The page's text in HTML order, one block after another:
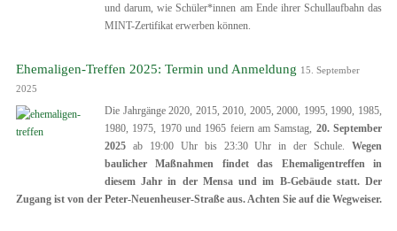
und darum, wie Schüler*innen am Ende ihrer Schullaufbahn das
MINT-Zertifikat erwerben können.
Ehemaligen-Treffen 2025: Termin und Anmeldung 15. September
2025
Die Jahrgänge 2020, 2015, 2010, 2005, 2000, 1995, 1990, 1985,
1980, 1975, 1970 und 1965 feiern am Samstag, 20. September
2025 ab 19:00 Uhr bis 23:30 Uhr in der Schule. Wegen
baulicher Maßnahmen findet das Ehemaligentreffen in
diesem Jahr in der Mensa und im B-Gebäude statt. Der
Zugang ist von der Peter-Neuenheuser-Straße aus. Achten Sie auf die Wegweiser.